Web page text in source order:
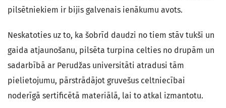
pilsētniekiem ir bijis galvenais ienākumu avots.
Neskatoties uz to, ka šobrīd daudzi no tiem stāv tukši un
gaida atjaunošanu, pilsēta turpina celties no drupām un
sadarbībā ar Perudžas universitāti atradusi tām
pielietojumu, pārstrādājot gruvešus celtniecībai
noderīgā sertificētā materiālā, lai to atkal izmantotu.